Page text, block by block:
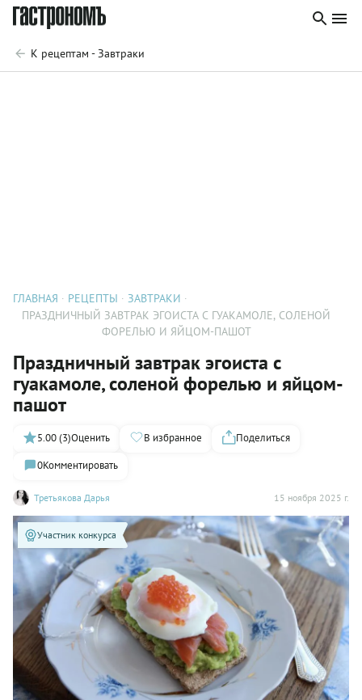
К рецептам - Завтраки
ГЛАВНАЯ РЕЦЕПТЫ
ЗАВТРАКИ
ПРАЗДНИЧНЫЙ ЗАВТРАК ЭГОИСТА С ГУАКАМОЛЕ, СОЛЕНОЙ
ФОРЕЛЬЮ И ЯЙЦОМ-ПАШОТ
Праздничный завтрак эгоиста с
гуакамоле, соленой форелью и яйцом-
пашот
Третьякова Дарья 15 ноября 2025 г.
5.00 (3)Оценить В избранное
Поделиться
0Комментировать
Участник конкурса